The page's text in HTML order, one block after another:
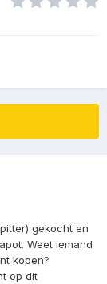
gekocht en
Weet iemand
kopen?
op dit